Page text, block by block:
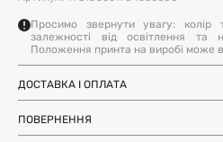
Просимо звернути увагу: колір
залежності від освітлення та
Положення принта на виробі може
ДОСТАВКА І ОПЛАТА
Україні)
Самовивіз з магазинів Harvest
ПОВЕРНЕННЯ